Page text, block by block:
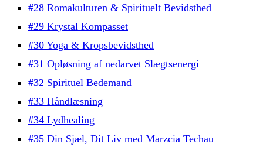
#28 Romakulturen & Spirituelt Bevidsthed
#29 Krystal Kompasset
#30 Yoga & Kropsbevidsthed
#31 Opløsning af nedarvet Slægtsenergi
#32 Spirituel Bedemand
#33 Håndlæsning
#34 Lydhealing
#35 Din Sjæl, Dit Liv med Marzcia Techau